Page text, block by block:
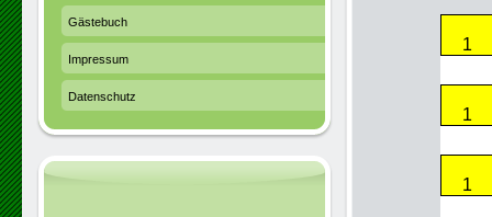
1
1
1
Gästebuch
Impressum
Datenschutz